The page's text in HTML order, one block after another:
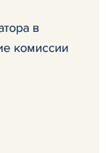
в
комиссии